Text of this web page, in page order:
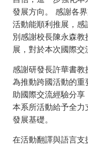
發展方向。 感謝各
活動能順利推展，
別感謝校長陳永森
展，對於本次國際交
感謝研發長許華書
為推動跨國活動的
助國際交流經驗分
本系所活動給予全
發展基礎。
在活動翻譯與語言支